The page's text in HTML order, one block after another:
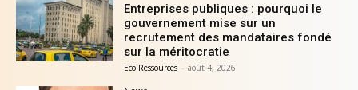
Entreprises publiques : pourquoi le
gouvernement mise sur un
recrutement des mandataires fondé
sur la méritocratie
Eco Ressources - août 4, 2026